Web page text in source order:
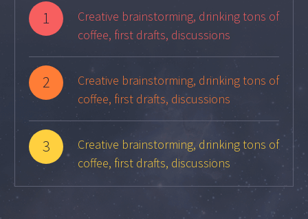
1
Creative brainstorming, drinking tons of
coffee, first drafts, discussions
2
Creative brainstorming, drinking tons of
coffee, first drafts, discussions
3
Creative brainstorming, drinking tons of
coffee, first drafts, discussions